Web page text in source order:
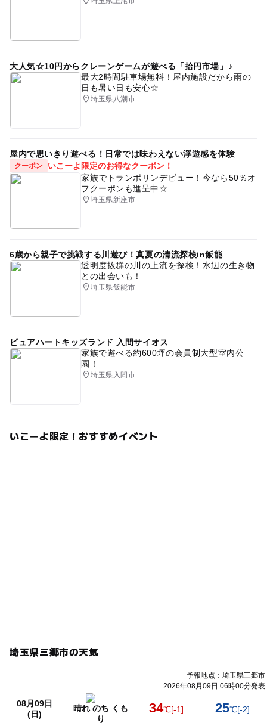
〇ハッピーアニバーサリーフォト撮影会について下記の通
りとします。
・ハッピーアニバーサリーフォト撮影会イベントへの参加
料については無料で提供します。
・ご兄弟姉妹での撮影については、1組のご予約時間内で
・赤ちゃんのご機嫌等により、順番が前後する場合がござ
います。予めご了承のほどお願いいたします。
・多くの方にご参加いただくため、1家族様につき各日1回
限りとさせていただきます。重複予約が確認された場合
・ご予約された受付時間に来場頂けない場合、他の参加者
ることやキャンセル扱いとなる場合があります。
・受付順にご案内致しますので、多少お待ちいただくこと
がございます。余裕をもってご予約時間の5分前を目安に
２・そのほか会場内でのルールやイベント全般について
〇会場については下記の通りとします。
ご利用ください。
替えルームに放置しないようお願いします。
加者ご自身の責任とします。
・会場内に忘れ物をされた場合も当社等で取り置き対応が
できないこともあります
・会場内の設備（「手形足形アートイベント」の手形足形
完全屋内雨の日でもok
屋内なので雨の日でもOK 雨の日でもOK
雨の日でもOK.雨の日でも楽しめる
アニバーサリー撮影
半年記念日 記念日フォト 記念日撮影
アニバーサリーフォト 三郷 誕生日
大人気☆10円からクレーンゲームが遊べる「拾円市場」♪
最大2時間駐車場無料！屋内施設だから雨の
日も暑い日も安心☆
埼玉県八潮市
屋内で思いきり遊べる！日常では味わえない浮遊感を体験
クーポン
いこーよ限定のお得なクーポン！
家族でトランポリンデビュー！今なら50％オ
フクーポンも進呈中☆
埼玉県新座市
6歳から親子で挑戦する川遊び！真夏の清流探検in飯能
透明度抜群の川の上流を探検！水辺の生き物
との出会いも！
埼玉県飯能市
ピュアハートキッズランド 入間サイオス
家族で遊べる約600坪の会員制大型室内公
園！
埼玉県入間市
いこーよ限定！おすすめイベント
埼玉県三郷市の天気
予報地点：埼玉県三郷市
2026年08月09日 06時00分発表
08月09日
(日)
晴れ のち くも
り
34℃[-1] 25℃[-2]